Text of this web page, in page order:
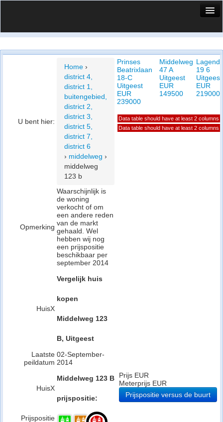
Vergelijk prijsposities - wijk
Privacy beleid
U bent hier:
Home ›
district 4,
district 1,
buitengebied,
district 2,
district 3,
district 5,
district 7,
district 6
› middelweg ›
middelweg
123 b
Opmerking
Waarschijnlijk is
de woning
verkocht of om
een andere reden
van de markt
gehaald. Wel
hebben wij nog
een prijspositie
beschikbaar per
september 2014
HuisX
Vergelijk huis
kopen
Middelweg 123
B, Uitgeest
Laatste
peildatum
02-September-
2014
HuisX
Middelweg 123 B
prijspositie:
Prijspositie
Prinses
Beatrixlaan
18-C
Uitgeest
EUR
239000
Middelweg
47 A
Uitgeest
EUR
149500
19 6
Uitgeest
EUR
219000
Data table should have at least 2 columns
Data table should have at least 2 columns
Prijs EUR
Meterprijs EUR
Prijspositie versus de buurt